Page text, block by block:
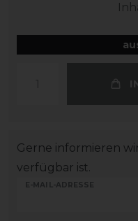
Gerne informieren
verfügbar ist.
E-MAIL-ADRESSE